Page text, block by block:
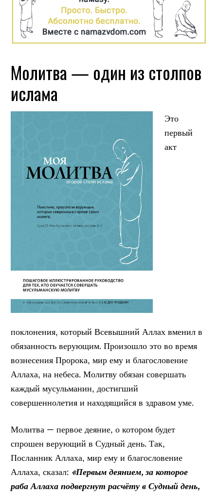
Молитва — один из столпов
ислама
Это
первый
акт
поклонения, который Всевышний Аллах вменил в
обязанность верующим. Произошло это во время
вознесения Пророка, мир ему и благословение
Аллаха, на небеса. Молитву обязан совершать
каждый мусульманин, достигший
совершеннолетия и находящийся в здравом уме.
Молитва — первое деяние, о котором будет
спрошен верующий в Судный день. Так,
Посланник Аллаха, мир ему и благословение
Аллаха, сказал: «Первым деянием, за которое
раба Аллаха подвергнут расчёту в Судный день,